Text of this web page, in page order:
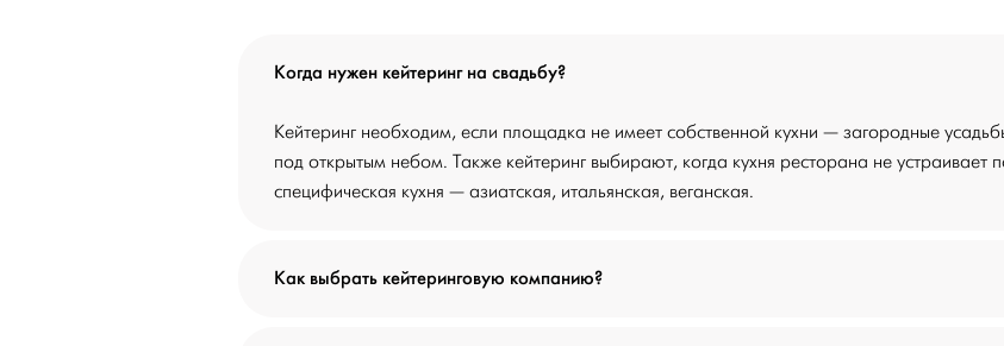
Когда нужен кейтеринг на свадьбу?
Кейтеринг необходим, если площадка не имеет собственной кухни — загородные
под открытым небом. Также кейтеринг выбирают, когда кухня ресторана не устраивает
специфическая кухня — азиатская, итальянская, веганская.
Как выбрать кейтеринговую компанию?